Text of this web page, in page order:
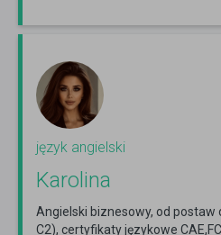
język angielski
Karolina
Angielski biznesowy, od
C2), certyfikaty językowe